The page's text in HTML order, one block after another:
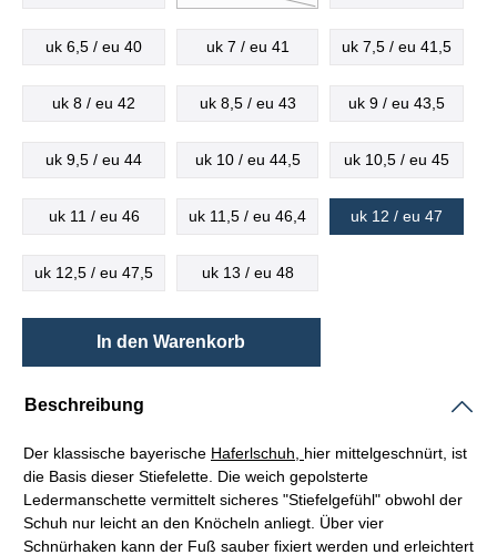
uk 6,5 / eu 40 uk 7 / eu 41 uk 7,5 / eu 41,5
uk 8 / eu 42 uk 8,5 / eu 43 uk 9 / eu 43,5
uk 9,5 / eu 44 uk 10 / eu 44,5 uk 10,5 / eu 45
uk 11 / eu 46 uk 11,5 / eu 46,4 uk 12 / eu 47
uk 12,5 / eu 47,5 uk 13 / eu 48
In den Warenkorb
Beschreibung
Der klassische bayerische Haferlschuh, hier mittelgeschnürt, ist
die Basis dieser Stiefelette. Die weich gepolsterte
Ledermanschette vermittelt sicheres "Stiefelgefühl" obwohl der
Schuh nur leicht an den Knöcheln anliegt. Über vier
Schnürhaken kann der Fuß sauber fixiert werden und erleichtert